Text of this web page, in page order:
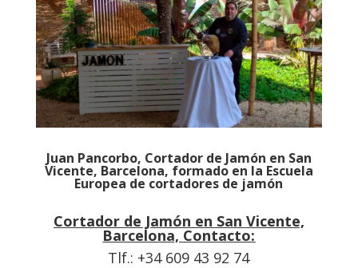
Juan Pancorbo, Cortador de Jamón en San
Vicente, Barcelona, formado en la Escuela
Europea de cortadores de jamón
Cortador de Jamón en San Vicente,
Barcelona, Contacto:
Tlf.: +34 609 43 92 74